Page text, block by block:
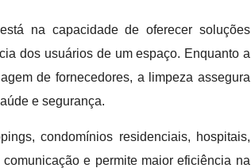
na capacidade de oferecer soluções
dos usuários de um espaço. Enquanto a
de fornecedores, a limpeza assegura
e segurança.
condomínios residenciais, hospitais,
e permite maior eficiência na